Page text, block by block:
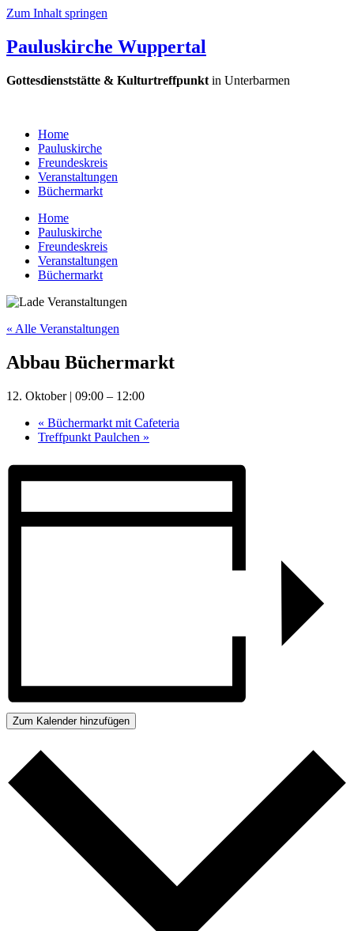
Zum Inhalt springen
Pauluskirche Wuppertal
Gottesdienststätte & Kulturtreffpunkt in Unterbarmen
Home
Pauluskirche
Freundeskreis
Veranstaltungen
Büchermarkt
Home
Pauluskirche
Freundeskreis
Veranstaltungen
Büchermarkt
« Alle Veranstaltungen
Abbau Büchermarkt
12. Oktober | 09:00 – 12:00
« Büchermarkt mit Cafeteria
Treffpunkt Paulchen »
Zum Kalender hinzufügen